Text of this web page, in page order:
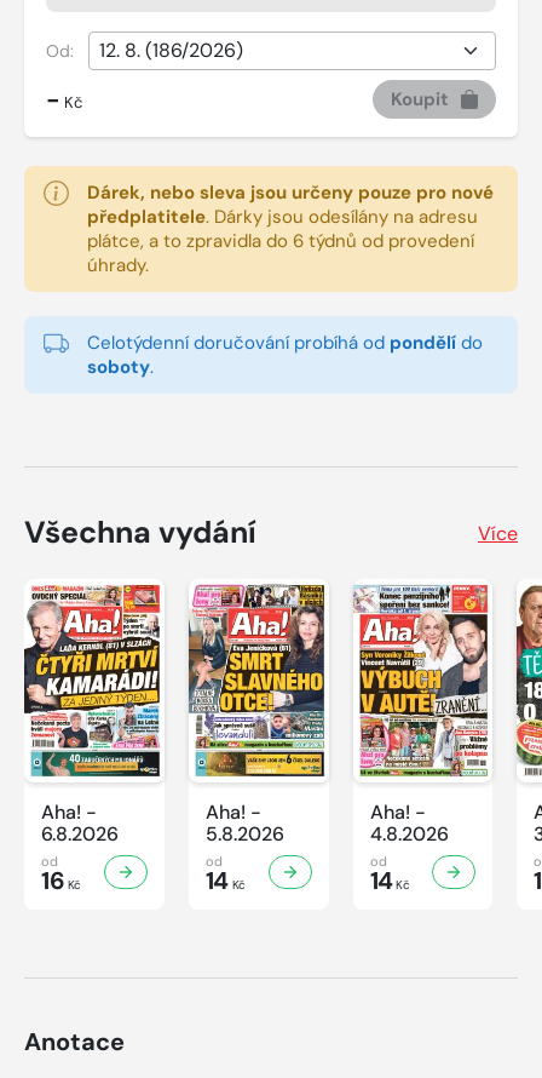
Od:
- Kč Koupit
Dárek, nebo sleva jsou určeny pouze pro nové
předplatitele. Dárky jsou odesílány na adresu
plátce, a to zpravidla do 6 týdnů od provedení
úhrady.
Celotýdenní doručování probíhá od pondělí do
soboty.
Všechna vydání Více
Aha! -
6.8.2026
od
16 Kč
Aha! -
5.8.2026
od
14Kč
Aha! -
4.8.2026
od
14Kč
Anotace